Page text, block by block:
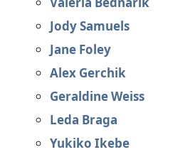
Jody Samuels
Jane Foley
Alex Gerchik
Geraldine Weiss
Leda Braga
Yukiko Ikebe